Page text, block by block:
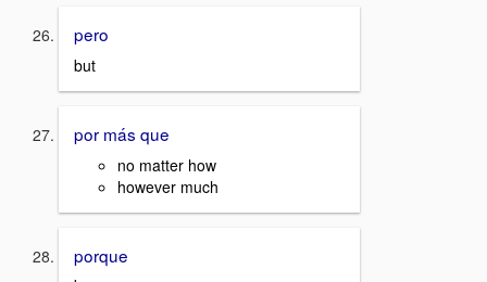
pero
but
por más que
no matter how
however much
porque